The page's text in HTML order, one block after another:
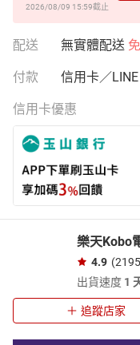
2026/08/09 15:59截止
配送 無實體配送
付款 信用卡／
信用卡優惠
樂天Kobo
4.9
出貨速度 1
追蹤店家